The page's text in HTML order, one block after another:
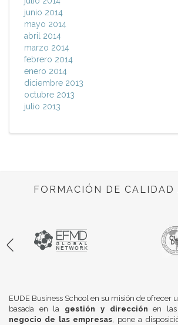
junio 2014
mayo 2014
abril 2014
marzo 2014
febrero 2014
enero 2014
diciembre 2013
octubre 2013
julio 2013
FORMACIÓN DE CALIDAD
EUDE Business School en su misión de ofrecer
basada en la gestión y dirección en las
negocio de las empresas, pone a